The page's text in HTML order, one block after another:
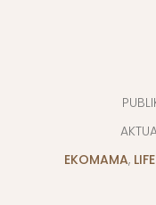
EKOMAMA,